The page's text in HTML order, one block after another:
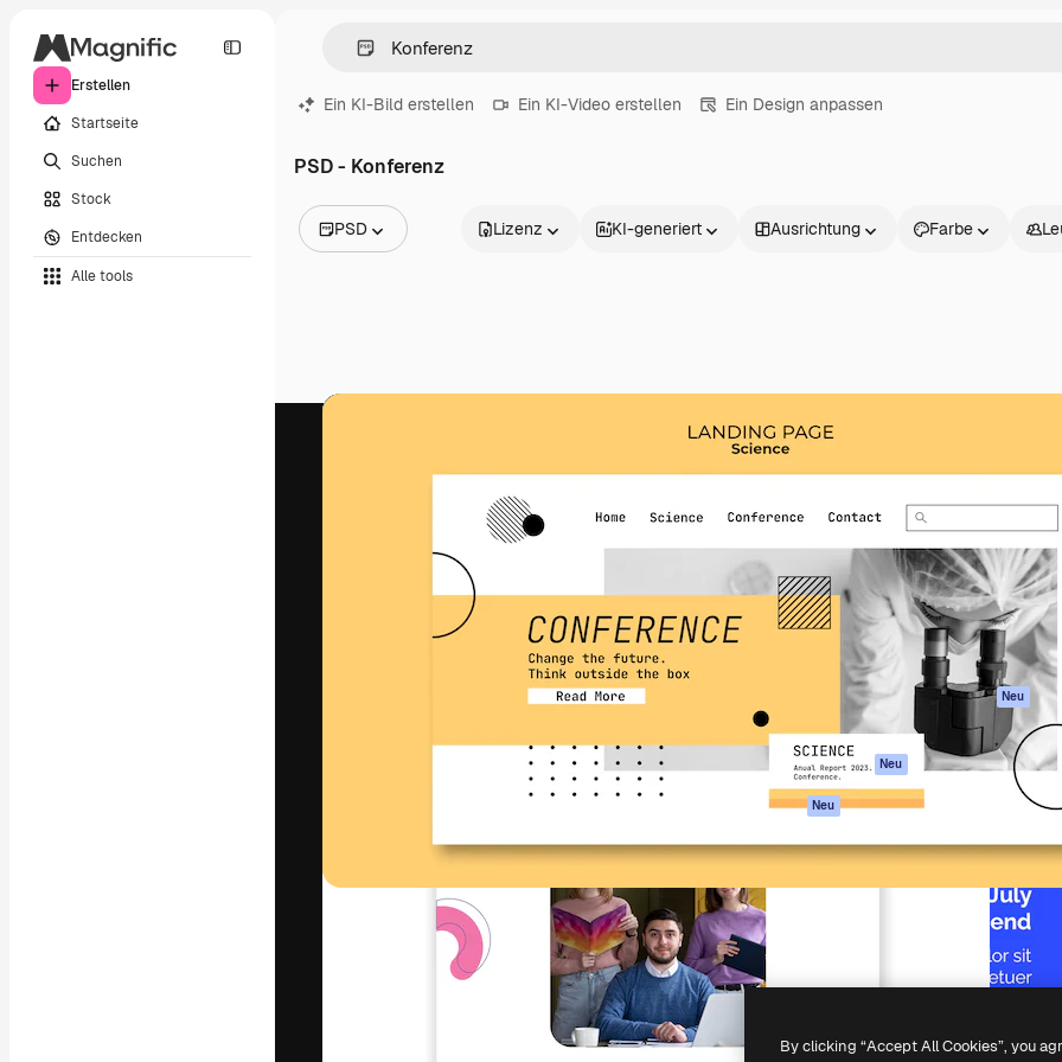
Erstellen
Startseite
Suchen
Stock
Entdecken
Alle tools
Ein KI-Bild erstellen Ein KI-Video erstellen Ein Design anpassen
PSD - Konferenz
PSD
Videos
Lizenz KI-generiert Ausrichtung Farbe
Die kreative Plattform, um deine beste
Arbeit zu verwirklichen. Mehr als 1 Million
Abonnenten unter Kreativen, Unternehmen,
Agenturen und Studios.
Produkte
Spaces
KI-Assistent
KI-Bildgenerator
KI-Videogenerator
Stimmengenerator
Stock-Inhalte
MCP für
Claude/ChatGPT
Neu
Agenten Neu
Mobile App
Alle Magnific-Tools
Loslegen
Academy
Dokumentation
Support
AGB
Originale Neu
Cookie-Richtlinie
Vertrauenszentrum
Copyright © 2010- 2026Freepik Company S.L.U.Alle Rechte vorbehalten
By clicking “Accept All Cookies”, you